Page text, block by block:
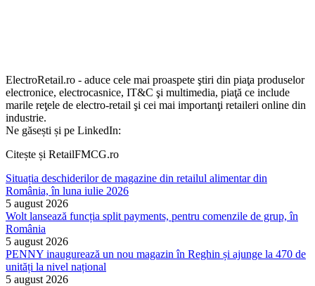
ElectroRetail.ro - aduce cele mai proaspete ştiri din piaţa produselor
electronice, electrocasnice, IT&C şi multimedia, piaţă ce include
marile reţele de electro-retail şi cei mai importanţi retaileri online din
industrie.
Ne găsești și pe LinkedIn:
Citește și RetailFMCG.ro
Situația deschiderilor de magazine din retailul alimentar din
România, în luna iulie 2026
5 august 2026
Wolt lansează funcția split payments, pentru comenzile de grup, în
România
5 august 2026
PENNY inaugurează un nou magazin în Reghin și ajunge la 470 de
unități la nivel național
5 august 2026